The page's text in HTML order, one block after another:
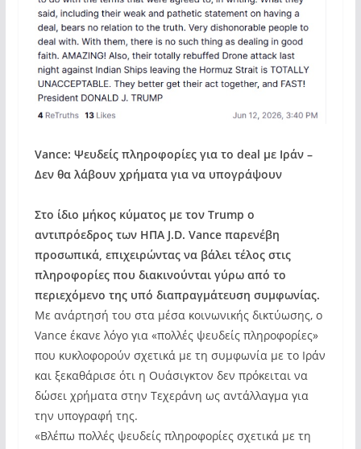
Vance: Ψευδείς πληροφορίες για το deal με Ιράν –
Δεν θα λάβουν χρήματα για να υπογράψουν
Στο ίδιο μήκος κύματος με τον Τrump o
αντιπρόεδρος των ΗΠΑ J.D. Vance παρενέβη
προσωπικά, επιχειρώντας να βάλει τέλος στις
πληροφορίες που διακινούνται γύρω από το
περιεχόμενο της υπό διαπραγμάτευση συμφωνίας.
Με ανάρτησή του στα μέσα κοινωνικής δικτύωσης, ο
Vance έκανε λόγο για «πολλές ψευδείς πληροφορίες»
που κυκλοφορούν σχετικά με τη συμφωνία με το Ιράν
και ξεκαθάρισε ότι η Ουάσιγκτον δεν πρόκειται να
δώσει χρήματα στην Τεχεράνη ως αντάλλαγμα για
την υπογραφή της.
«Βλέπω πολλές ψευδείς πληροφορίες σχετικά με τη